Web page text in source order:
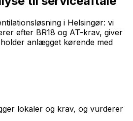
i Helsingør: vi
efter BR18 og AT-krav, giver
anlægget kørende med
lokaler og krav, og vurderer